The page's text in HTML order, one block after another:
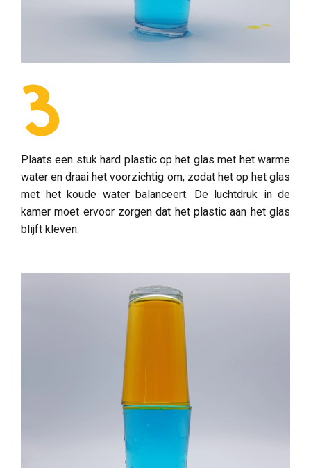
Plaats een stuk hard plastic op het glas met het warme
water en draai het voorzichtig om, zodat het op het glas
met het koude water balanceert. De luchtdruk in de
kamer moet ervoor zorgen dat het plastic aan het glas
blijft kleven.